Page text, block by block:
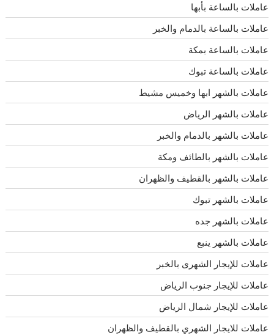
عاملات بالساعة بأبها
عاملات بالساعة بالدمام والخبر
عاملات بالساعة بمكة
عاملات بالساعة تبوك
عاملات بالشهر ابها وخميس مشيط
عاملات بالشهر الرياض
عاملات بالشهر بالدمام والخبر
عاملات بالشهر بالطائف ومكة
عاملات بالشهر بالقطيف والظهران
عاملات بالشهر تبوك
عاملات بالشهر جده
عاملات بالشهر ينبع
عاملات للإيجار الشهرى بالخبر
عاملات للإيجار جنوب الرياض
عاملات للإيجار شمال الرياض
عاملات للايجار الشهري بالقطيف والظهران